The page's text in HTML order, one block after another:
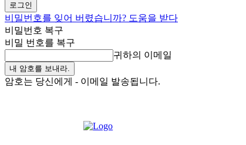
비밀번호를 잊어 버렸습니까? 도움을 받다
비밀번호 복구
비밀 번호를 복구
귀하의 이메일
암호는 당신에게 - 이메일 발송됩니다.